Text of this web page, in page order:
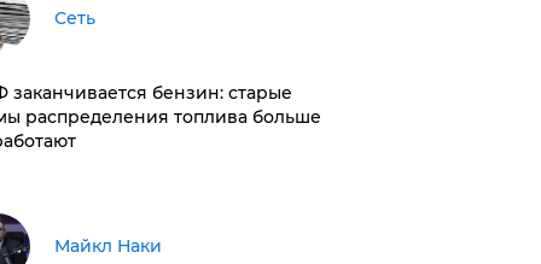
Сеть
заканчивается бензин: старые
распределения топлива больше
Майкл Наки